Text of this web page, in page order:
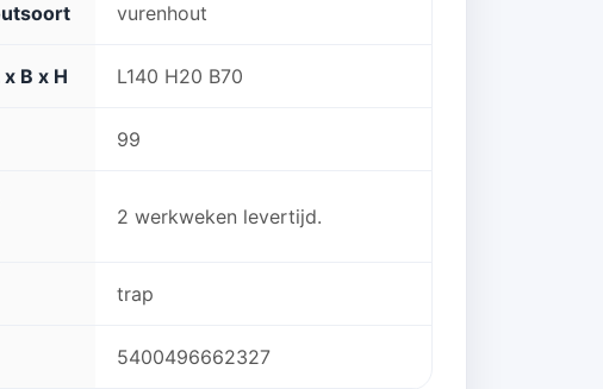
vurenhout
B x H L140 H20 B70
99
2 werkweken levertijd.
trap
5400496662327